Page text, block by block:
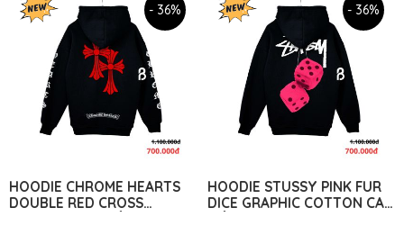
- 36%
HOODIE CHROME HEARTS
DOUBLE RED CROSS
- 36%
HOODIE STUSSY PINK FUR
DICE GRAPHIC COTTON CAO